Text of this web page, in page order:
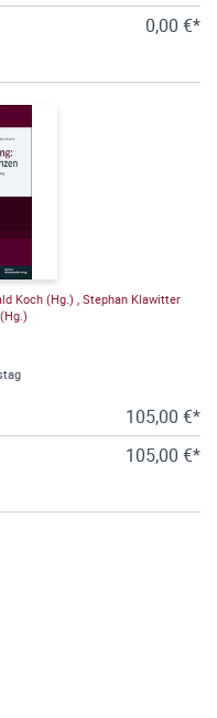
0,00 €*
Koch (Hg.)
Stephan Klawitter
105,00 €*
105,00 €*